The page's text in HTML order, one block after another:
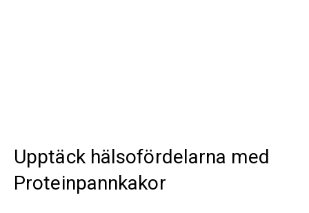
Upptäck hälsofördelarna med
Proteinpannkakor